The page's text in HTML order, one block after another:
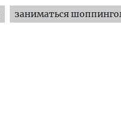
заниматься